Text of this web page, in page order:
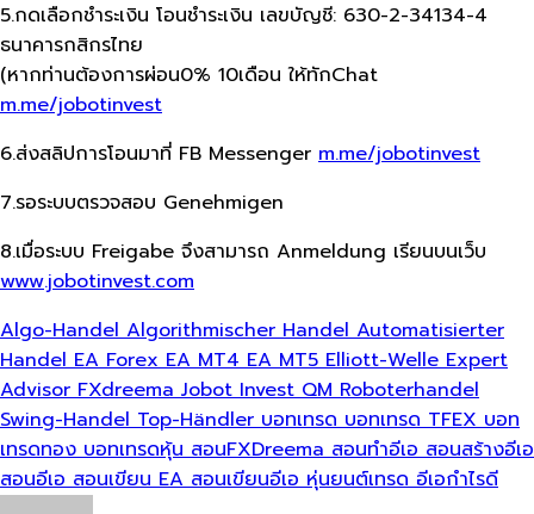
5.กดเลือกชำระเงิน โอนชำระเงิน เลขบัญชี: 630-2-34134-4
ธนาคารกสิกรไทย
(หากท่านต้องการผ่อน0% 10เดือน ให้ทักChat
m.me/jobotinvest
6.ส่งสลิปการโอนมาที่ FB Messenger m.me/jobotinvest
7.รอระบบตรวจสอบ Genehmigen
8.เมื่อระบบ Freigabe จึงสามารถ Anmeldung เรียนบนเว็บ
www.jobotinvest.com
Algo-HandelAlgorithmischer HandelAutomatisierter
HandelEA ForexEA MT4EA MT5Elliott-WelleExpert
AdvisorFXdreemaJobot InvestQMRoboterhandel
Swing-HandelTop-Händlerบอทเทรดบอทเทรด TFEXบอท
เทรดทองบอทเทรดหุ้นสอนFXDreemaสอนทำอีเอสอนสร้างอีเอ
สอนอีเอสอนเขียน EAสอนเขียนอีเอหุ่นยนต์เทรดอีเอกำไรดี